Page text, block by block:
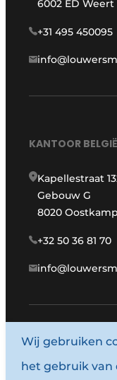
6002 ED Weert
+31 495 450095
KANTOOR BELGIË
Kapellestraat
Gebouw G
8020
+32 50 36 81 70
© 1987
Wij gebruiken
het gebruik van